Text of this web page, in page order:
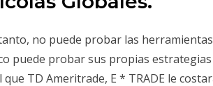
no puede probar las
puede probar sus propias
que TD Ameritrade, E * TRADE le